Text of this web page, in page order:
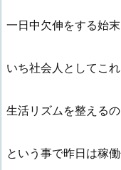
一日中欠伸をする始末
いち社会人としてこ
生活リズムを整える
という事で昨日は稼